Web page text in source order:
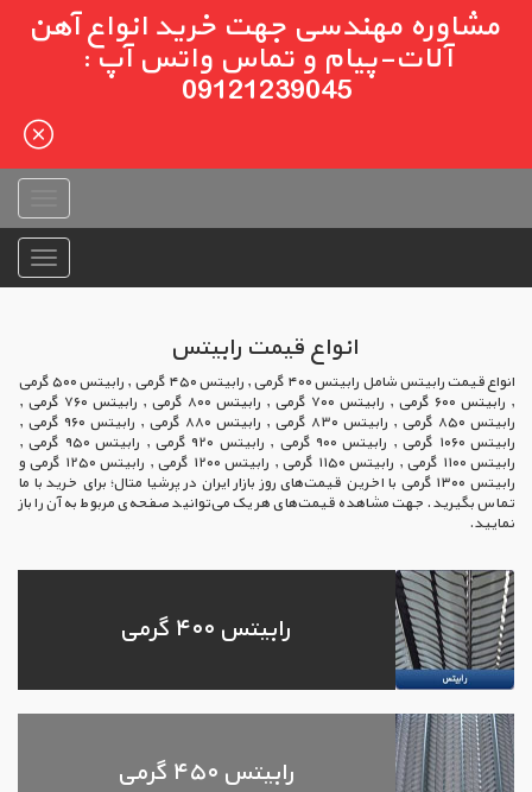
مشاوره مهندسی جهت خرید انواع آهن
آلات-پیام و تماس واتس آپ :
09121239045
انواع قیمت رابیتس
انواع قیمت رابیتس شامل رابیتس ۴۰۰ گرمی , رابیتس ۴۵۰ گرمی , رابیتس ۵۰۰ گرمی
, رابیتس ۶۰۰ گرمی , رابیتس ۷۰۰ گرمی , رابیتس ۸۰۰ گرمی , رابیتس ۷۶۰ گرمی ,
رابیتس ۸۵۰ گرمی , رابیتس ۸۳۰ گرمی , رابیتس ۸۸۰ گرمی , رابیتس ۹۶۰ گرمی ,
رابیتس ۱۰۶۰ گرمی , رابیتس ۹۰۰ گرمی , رابیتس ۹۲۰ گرمی , رابیتس ۹۵۰ گرمی ,
رابیتس ۱۱۰۰ گرمی , رابیتس ۱۱۵۰ گرمی , رابیتس ۱۲۰۰ گرمی , رابیتس ۱۲۵۰ گرمی و
رابیتس ۱۳۰۰ گرمی با اخرین قیمت‌های روز بازار ایران در پرشیا متال؛ برای خرید با ما
تماس بگیرید. جهت مشاهده قیمت‌های هر یک می‌توانید صفحه‌ی مربوط به آن را باز
نمایید.
رابیتس ۴۰۰ گرمی
رابیتس ۴۵۰ گرمی